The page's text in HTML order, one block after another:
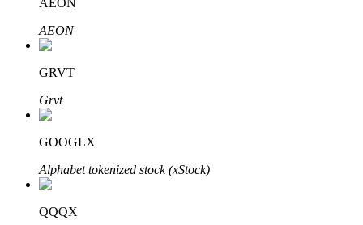
Bitrue
AEON
AEON
GRVT
Grvt
GOOGLX
Alphabet tokenized stock (xStock)
QQQX